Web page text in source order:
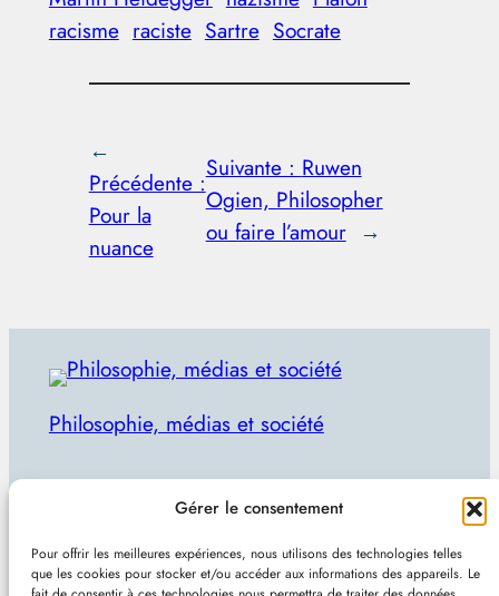
Gérer le consentement
Pour offrir les meilleures expériences, nous utilisons des technologies telles
que les cookies pour stocker et/ou accéder aux informations des appareils. Le
racisme raciste Sartre Socrate
←
Précédente :
Pour la
nuance
Suivante : Ruwen
Ogien, Philosopher
ou faire l’amour →
Philosophie, médias et société
e
Plan du site–Mentions et confidentialité–Sans